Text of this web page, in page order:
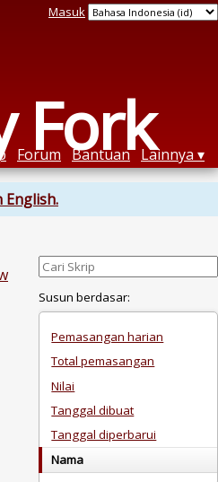
Fork
Masuk
Forum Bantuan Lainnya
English.
Susun berdasar:
Pemasangan harian
Total pemasangan
Nilai
Tanggal dibuat
Tanggal diperbarui
Nama